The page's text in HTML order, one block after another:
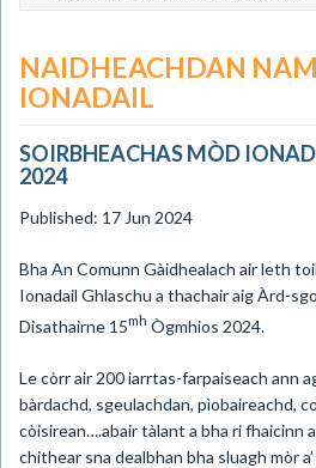
NAIDHEACHDAN
IONADAIL
SOIRBHEACHAS MÒD
2024
Published: 17 Jun 2024
​Bha An Comunn Gàidhealach air leth
Ionadail Ghlaschu a thachair aig Àrd-
Disathairne 15mh Ògmhios 2024.
Le còrr air 200 iarrtas-farpaiseach ann
bàrdachd, sgeulachdan, pìobaireachd,
còisirean….abair tàlant a bha ri fhaicinn
chithear sna dealbhan bha sluagh mòr